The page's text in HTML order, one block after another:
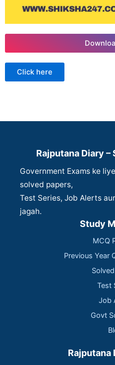
Click here
Rajputana Diary –
Government Exams ke
solved papers,
Test Series, Job Alerts
jagah.
Study
MCQ
Previous Year
Test
Job
Govt
Rajputana